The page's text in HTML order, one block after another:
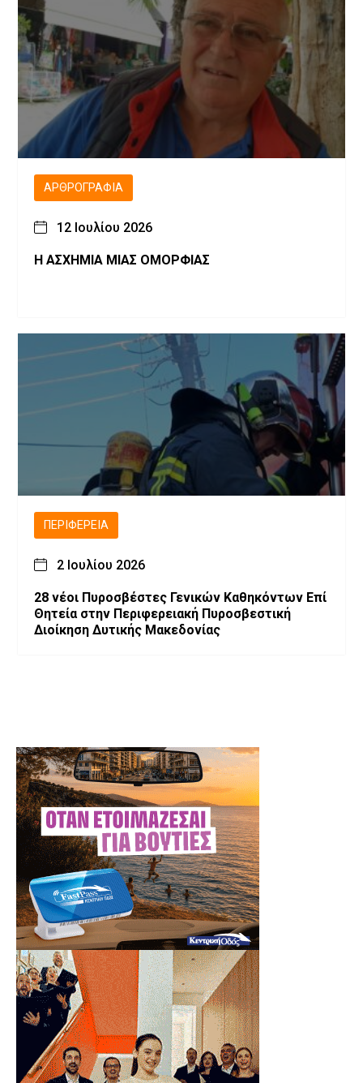
ΑΡΘΡΟΓΡΑΦΊΑ
12 Ιουλίου 2026
Η ΑΣΧΗΜΙΑ ΜΙΑΣ ΟΜΟΡΦΙΑΣ
ΠΕΡΙΦΈΡΕΙΑ
2 Ιουλίου 2026
28 νέοι Πυροσβέστες Γενικών Καθηκόντων Επί
Θητεία στην Περιφερειακή Πυροσβεστική
Διοίκηση Δυτικής Μακεδονίας